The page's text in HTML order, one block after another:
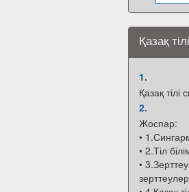
Қазақ
1.
Қазақ
2.
Жоспар:
•
• 2.Тіл
•